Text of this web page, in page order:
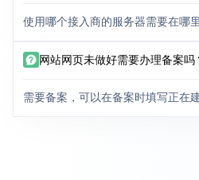
使用哪个接入商的服务器需要在哪
网站网页未做好需要办理备案吗
需要备案，可以在备案时填写正在